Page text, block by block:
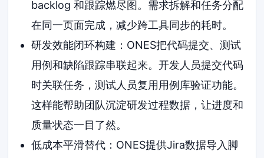
backlog 和跟踪燃尽图。需求拆解和任务分配
在同一页面完成，减少跨工具同步的耗时。
研发效能闭环构建：ONES把代码提交、测试
用例和缺陷跟踪串联起来。开发人员提交代码
时关联任务，测试人员复用用例库验证功能。
这样能帮助团队沉淀研发过程数据，让进度和
质量状态一目了然。
低成本平滑替代：ONES提供Jira数据导入脚